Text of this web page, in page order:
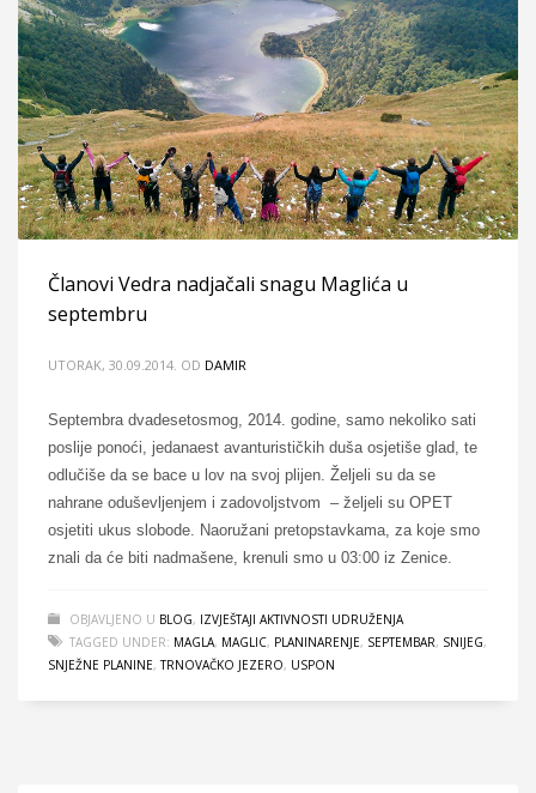
Članovi Vedra nadjačali snagu Maglića u
septembru
UTORAK, 30.09.2014. OD DAMIR
Septembra dvadesetosmog, 2014. godine, samo nekoliko sati
poslije ponoći, jedanaest avanturističkih duša osjetiše glad, te
odlučiše da se bace u lov na svoj plijen. Željeli su da se
nahrane oduševljenjem i zadovoljstvom – željeli su OPET
osjetiti ukus slobode. Naoružani pretopstavkama, za koje smo
znali da će biti nadmašene, krenuli smo u 03:00 iz Zenice.
OBJAVLJENO U BLOG, IZVJEŠTAJI AKTIVNOSTI UDRUŽENJA
TAGGED UNDER: MAGLA, MAGLIC, PLANINARENJE, SEPTEMBAR, SNIJEG,
SNJEŽNE PLANINE,TRNOVAČKO JEZERO, USPON